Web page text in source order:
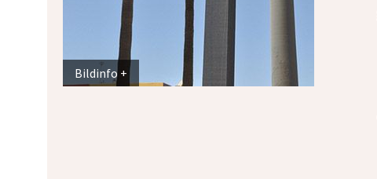
Bildinfo